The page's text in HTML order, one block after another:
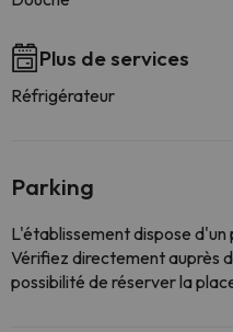
Plus de services
Réfrigérateur
Parking
L'établissement dispose
Vérifiez directement auprès
possibilité de réserver la